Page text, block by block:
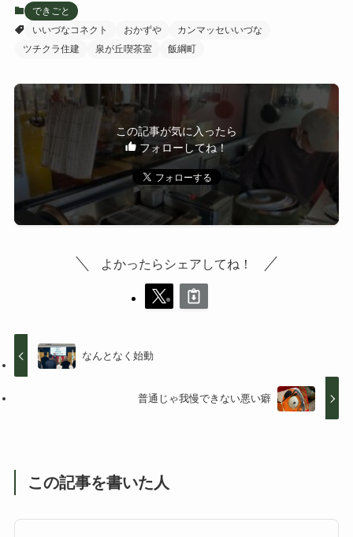
できごと
いいづなコネクト
おかずや
カンマッセいいづな
ツチクラ住建
泉が丘喫茶室 飯綱町
この記事が気に入ったら
フォローしてね！
よかったらシェアしてね！
なんとなく始動
普通じゃ我慢できない悪い癖
この記事を書いた人